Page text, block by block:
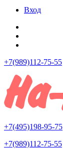
Вход
+7(989)112-75-55
+7(495)198-95-75
+7(989)112-75-55